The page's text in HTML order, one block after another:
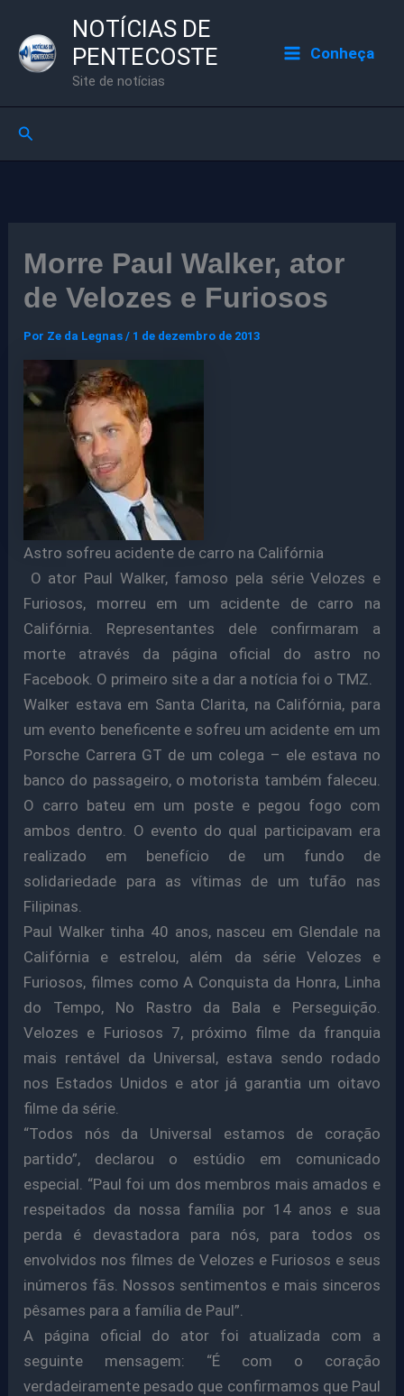
para
NOTÍCIAS DE
PENTECOSTE
Site de notícias
Conheça
Pesquisar
Morre Paul Walker, ator
de Velozes e Furiosos
Por Ze da Legnas/ 1 de dezembro de 2013
Astro sofreu acidente de carro na Califórnia
O ator Paul Walker, famoso pela série Velozes e
Furiosos, morreu em um acidente de carro na
Califórnia. Representantes dele confirmaram a
morte através da página oficial do astro no
Facebook. O primeiro site a dar a notícia foi o TMZ.
Walker estava em Santa Clarita, na Califórnia, para
um evento beneficente e sofreu um acidente em um
Porsche Carrera GT de um colega – ele estava no
banco do passageiro, o motorista também faleceu.
O carro bateu em um poste e pegou fogo com
ambos dentro. O evento do qual participavam era
realizado em benefício de um fundo de
solidariedade para as vítimas de um tufão nas
Filipinas.
Paul Walker tinha 40 anos, nasceu em Glendale na
Califórnia e estrelou, além da série Velozes e
Furiosos, filmes como A Conquista da Honra, Linha
do Tempo, No Rastro da Bala e Perseguição.
Velozes e Furiosos 7, próximo filme da franquia
mais rentável da Universal, estava sendo rodado
nos Estados Unidos e ator já garantia um oitavo
filme da série.
“Todos nós da Universal estamos de coração
partido”, declarou o estúdio em comunicado
especial. “Paul foi um dos membros mais amados e
respeitados da nossa família por 14 anos e sua
perda é devastadora para nós, para todos os
envolvidos nos filmes de Velozes e Furiosos e seus
inúmeros fãs. Nossos sentimentos e mais sinceros
pêsames para a família de Paul”.
A página oficial do ator foi atualizada com a
seguinte mensagem: “É com o coração
verdadeiramente pesado que confirmamos que Paul